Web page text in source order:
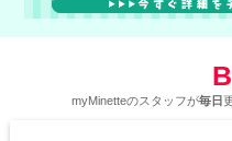
myMinetteのスタッフが毎日